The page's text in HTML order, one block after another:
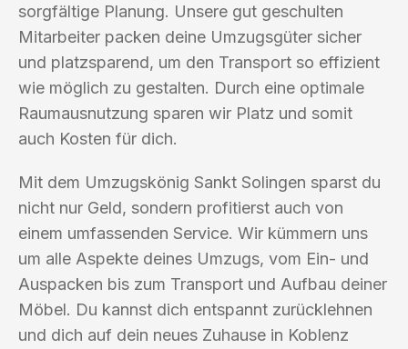
sorgfältige Planung. Unsere gut geschulten
Mitarbeiter packen deine Umzugsgüter sicher
und platzsparend, um den Transport so effizient
wie möglich zu gestalten. Durch eine optimale
Raumausnutzung sparen wir Platz und somit
auch Kosten für dich.
Mit dem Umzugskönig Sankt Solingen sparst du
nicht nur Geld, sondern profitierst auch von
einem umfassenden Service. Wir kümmern uns
um alle Aspekte deines Umzugs, vom Ein- und
Auspacken bis zum Transport und Aufbau deiner
Möbel. Du kannst dich entspannt zurücklehnen
und dich auf dein neues Zuhause in Koblenz